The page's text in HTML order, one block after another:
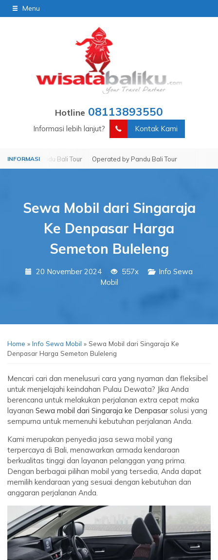
Menu
Hotline 08113893550
Informasi lebih lanjut? Kontak Kami
by Pandu Bali Tour Operated by Pandu Bali Tour
Sewa Mobil dari Singaraja
Ke Denpasar Harga
Semeton Buleleng
20 November 2024 557x
Info Sewa
Mobil
Home » Info Sewa Mobil » Sewa Mobil dari Singaraja Ke
Denpasar Harga Semeton Buleleng
Mencari cari dan menelusuri cara yang nyaman dan fleksibel
untuk menjelajahi keindahan Pulau Dewata? Jika Anda
berencana untuk melakukan perjalanan extra cepat maka
layanan Sewa mobil dari Singaraja ke Denpasar solusi yang
sempurna untuk memenuhi kebutuhan perjalanan Anda.
Kami merupakan penyedia jasa sewa mobil yang
terpercaya di Bali, menawarkan armada kendaraan
berkualitas tinggi dan layanan pelanggan yang prima.
Dengan berbagai pilihan mobil yang tersedia, Anda dapat
memilih kendaraan yang sesuai dengan kebutuhan dan
anggaran perjalanan Anda.